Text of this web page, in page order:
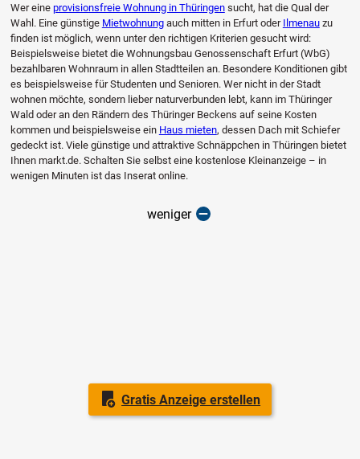
Gratis Anzeige erstellen
Wer eine provisionsfreie Wohnung in Thüringensucht, hat die Qual der
Wahl. Eine günstige Mietwohnungauch mitten in Erfurt oder Ilmenauzu
finden ist möglich, wenn unter den richtigen Kriterien gesucht wird:
Beispielsweise bietet die Wohnungsbau Genossenschaft Erfurt (WbG)
bezahlbaren Wohnraum in allen Stadtteilen an. Besondere Konditionen gibt
es beispielsweise für Studenten und Senioren. Wer nicht in der Stadt
wohnen möchte, sondern lieber naturverbunden lebt, kann im Thüringer
Wald oder an den Rändern des Thüringer Beckens auf seine Kosten
kommen und beispielsweise ein Haus mieten, dessen Dach mit Schiefer
gedeckt ist. Viele günstige und attraktive Schnäppchen in Thüringen bietet
Ihnen markt.de. Schalten Sie selbst eine kostenlose Kleinanzeige – in
wenigen Minuten ist das Inserat online.
weniger